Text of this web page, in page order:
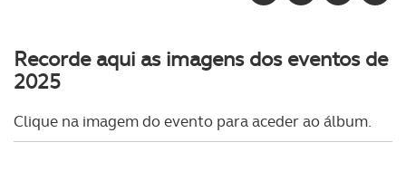
Recorde aqui as imagens dos eventos de
2025
Clique na imagem do evento para aceder ao álbum.